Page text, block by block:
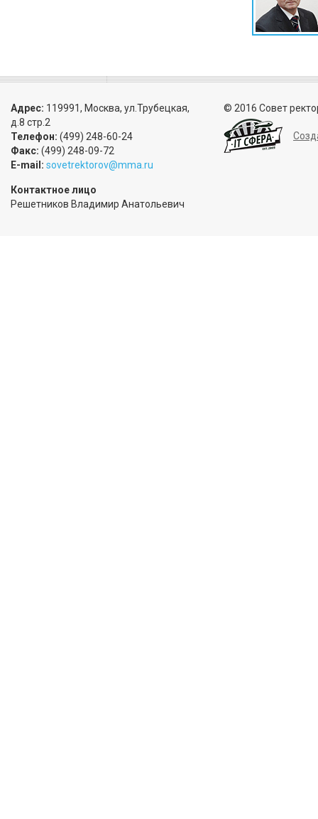
Адрес: 119991, Москва, ул.Трубецкая,
д.8 стр.2
Телефон: (499) 248-60-24
Факс: (499) 248-09-72
E-mail: sovetrektorov@mma.ru
Контактное лицо
Решетников Владимир Анатольевич
© 2016 Совет